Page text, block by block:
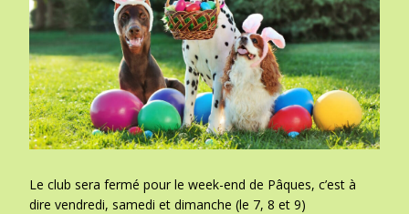
Le club sera fermé pour le week-end de Pâques, c’est à
dire vendredi, samedi et dimanche (le 7, 8 et 9)